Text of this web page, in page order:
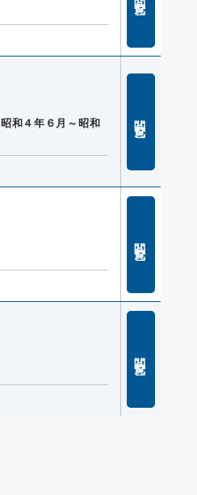
昭和４年６月～昭和